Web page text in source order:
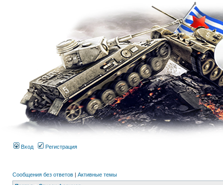
Вход Регистрация
Сообщения без ответов | Активные темы